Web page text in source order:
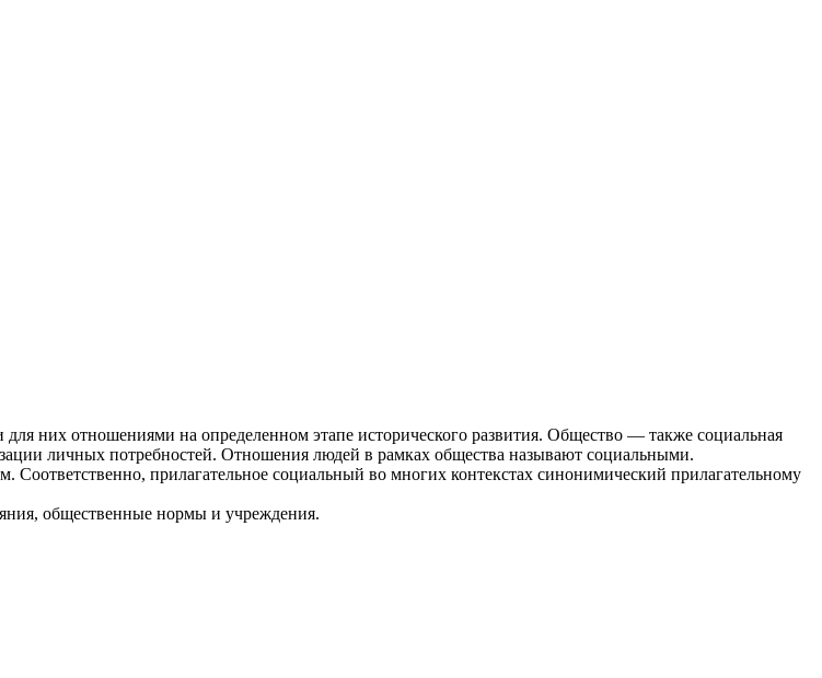
них отношениями на определенном этапе исторического развития. Общество — также социальная
личных потребностей. Отношения людей в рамках общества называют социальными.
прилагательное социальный во многих контекстах синонимический прилагательному
общественные нормы и учреждения.